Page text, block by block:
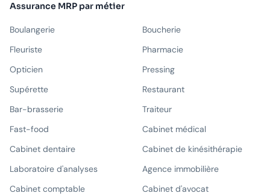
Assurance MRP par métier
Boulangerie
Boucherie
Fleuriste
Pharmacie
Opticien
Pressing
Supérette
Restaurant
Bar-brasserie
Traiteur
Fast-food
Cabinet médical
Cabinet dentaire
Cabinet de kinésithérapie
Laboratoire d'analyses
Agence immobilière
Cabinet comptable
Cabinet d'avocat